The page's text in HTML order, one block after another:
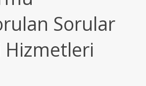
Sorular